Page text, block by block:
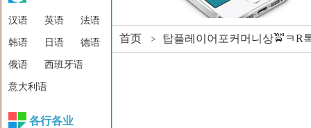
汉语 英语 法语
韩语 日语 德语
俄语 西班牙语
意大利语
各行各业
首页 > 탑플레이어포커머니상🚖ㅋR